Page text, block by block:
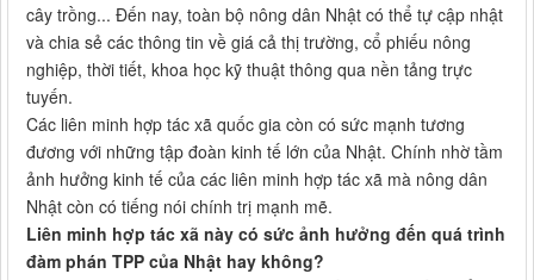
cây trồng... Đến nay, toàn bộ nông dân Nhật có thể tự cập nhật
và chia sẻ các thông tin về giá cả thị trường, cổ phiếu nông
nghiệp, thời tiết, khoa học kỹ thuật thông qua nền tảng trực
tuyến.
Các liên minh hợp tác xã quốc gia còn có sức mạnh tương
đương với những tập đoàn kinh tế lớn của Nhật. Chính nhờ tầm
ảnh hưởng kinh tế của các liên minh hợp tác xã mà nông dân
Nhật còn có tiếng nói chính trị mạnh mẽ.
Liên minh hợp tác xã này có sức ảnh hưởng đến quá trình
đàm phán TPP của Nhật hay không?